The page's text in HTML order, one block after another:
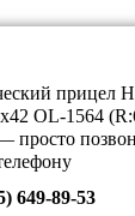
прицел
OL-1564
просто
649-89-53